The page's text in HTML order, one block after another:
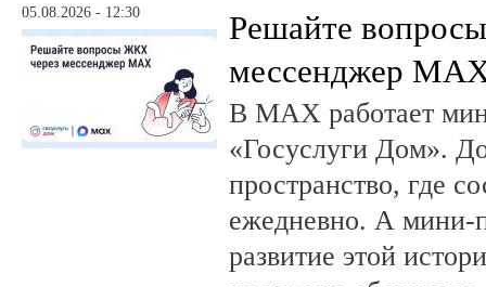
05.08.2026 - 12:30
Решайте
мессенджер
В MAX работает
«Госуслуги Дом».
пространство, где
ежедневно. А мини-
развитие этой